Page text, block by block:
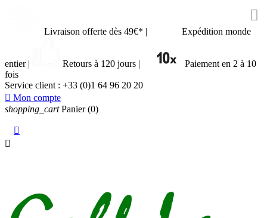
Livraison offerte dès 49€* | Expédition monde
entier | Retours à 120 jours |
Paiement en 2 à 10
fois
Service client : +33 (0)1 64 96 20 20
 Mon compte
shopping_cart Panier (0)


